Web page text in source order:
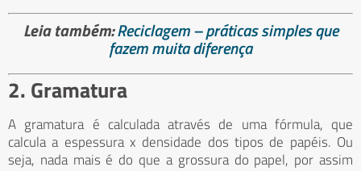
Leia também:Reciclagem – práticas simples que
fazem muita diferença
2. Gramatura
A gramatura é calculada através de uma fórmula, que
calcula a espessura x densidade dos tipos de papéis. Ou
seja, nada mais é do que a grossura do papel, por assim